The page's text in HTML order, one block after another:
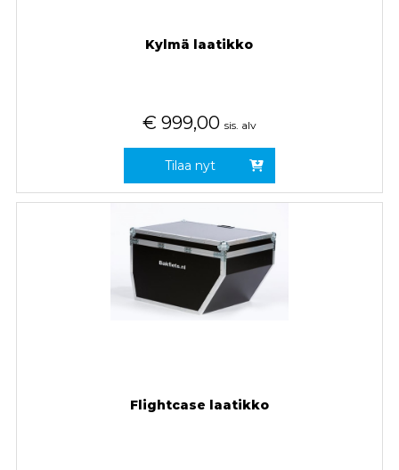
Kylmä laatikko
€ 999,00 sis. alv
Tilaa nyt
Flightcase laatikko